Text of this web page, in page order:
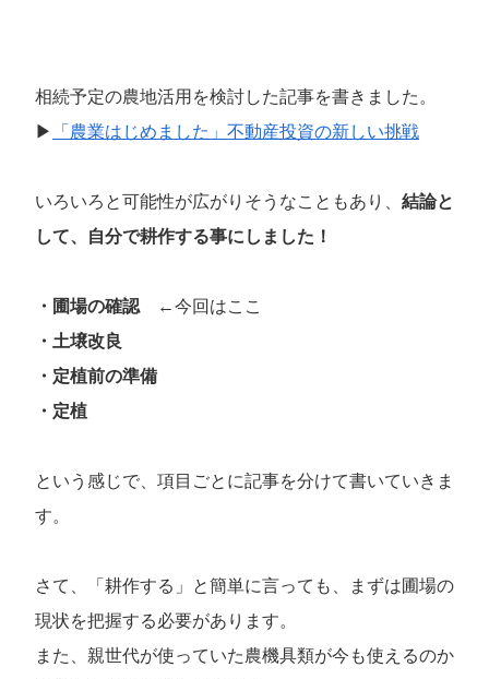
相続予定の農地活用を検討した記事を書きました。
▶
「農業はじめました」不動産投資の新しい挑戦
いろいろと可能性が広がりそうなこともあり、 結論と
して、自分で耕作する事にしました！
・圃場の確認 ←今回はここ
・土壌改良
・定植前の準備
・定植
という感じで、項目ごとに記事を分けて書いていきま
す。
さて、「耕作する」と簡単に言っても、まずは圃場の
現状を把握する必要があります。
また、親世代が使っていた農機具類が今も使えるのか